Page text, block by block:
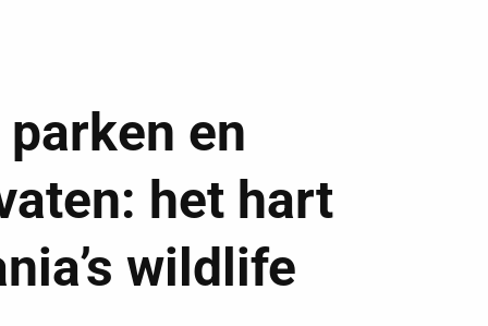
en
het hart
wildlife